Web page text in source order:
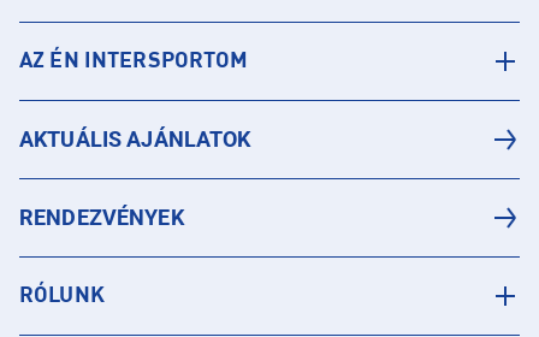
AZ ÉN INTERSPORTOM
AKTUÁLIS AJÁNLATOK
RENDEZVÉNYEK
RÓLUNK